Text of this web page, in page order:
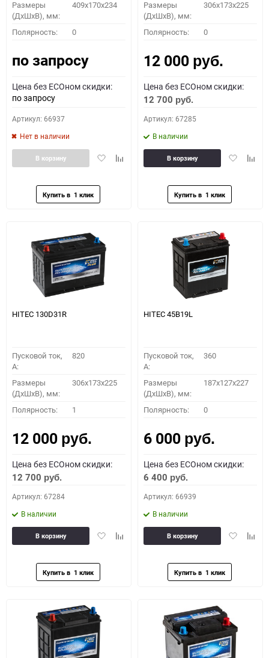
Размеры
(ДхШхВ), мм:
409x170x234
Полярность: 0
по запросу
Цена без ECOном скидки:
по запросу
Артикул: 66937
Нет в наличии
ДобавитьДобавить
В корзину
Размеры
(ДхШхВ), мм:
306x173x225
Полярность: 0
12 000 руб.
Цена без ECOном скидки:
12 700 руб.
Артикул: 67285
В наличии
Добавить
В корзину
HITEC 130D31R
Пусковой ток,
A:
820
Размеры
(ДхШхВ), мм:
306x173x225
Полярность: 1
12 000 руб.
Цена без ECOном скидки:
12 700 руб.
Артикул: 67284
В наличии
ДобавитьДобавить
В корзину
HITEC 45B19L
Пусковой ток,
A:
360
Размеры
(ДхШхВ), мм:
187x127x227
Полярность: 0
6 000 руб.
Цена без ECOном скидки:
6 400 руб.
Артикул: 66939
В наличии
Добавить
В корзину